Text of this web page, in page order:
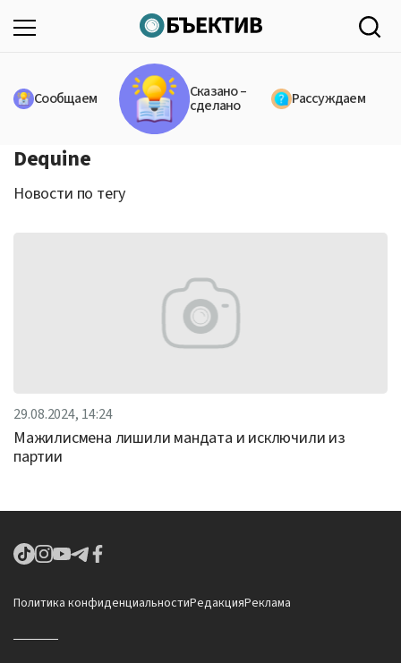
Сообщаем Сказано –
сделано Рассуждаем
Dequine
Новости по тегу
29.08.2024, 14:24
Мажилисмена лишили мандата и исключили из
партии
Политика конфиденциальностиРедакцияРеклама